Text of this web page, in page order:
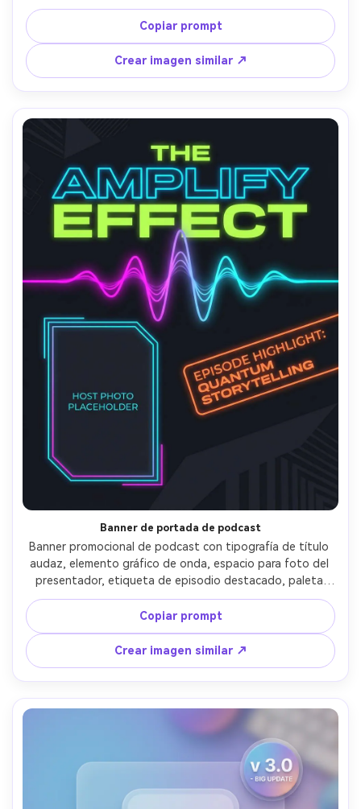
tipografía sans moderna, tonos de cielo degradado,
líneas de mapa mínimas, bloque CTA destacado,
creatividad de anuncio pulida, sin marca de agua, lente
85mm, poca profundidad de campo --ar 4:5
Copiar prompt
Crear imagen similar ↗
Banner de portada de podcast
Banner promocional de podcast con tipografía de título
audaz, elemento gráfico de onda, espacio para foto del
presentador, etiqueta de episodio destacado, paleta
oscura con acentos neón, composición limpia, disposición
editorial moderna, acabado vectorial nítido, sin marca de
agua --ar 4:5
Copiar prompt
Crear imagen similar ↗